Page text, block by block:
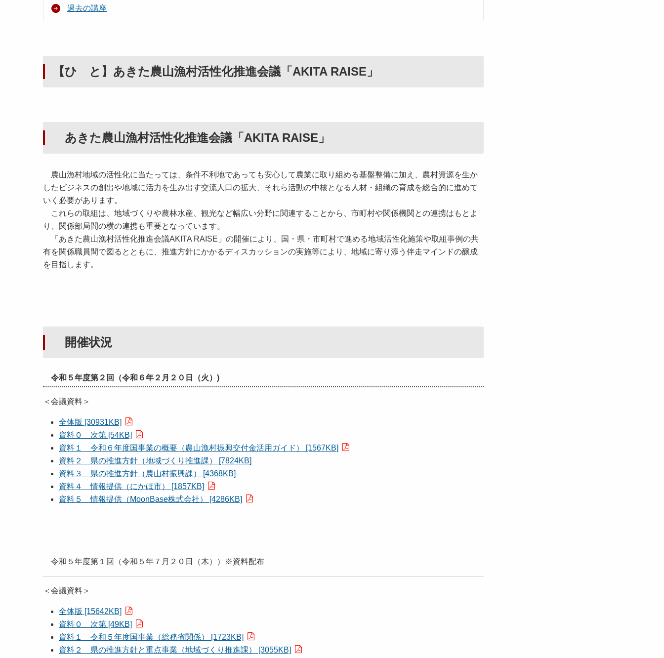
過去の講座
【ひ と】あきた農山漁村活性化推進会議「AKITA RAISE」
あきた農山漁村活性化推進会議「AKITA RAISE」
農山漁村地域の活性化に当たっては、条件不利地であっても安心して農業に取り組める基盤整備に加え、農村資源を生か
したビジネスの創出や地域に活力を生み出す交流人口の拡大、それら活動の中核となる人材・組織の育成を総合的に進めて
いく必要があります。
これらの取組は、地域づくりや農林水産、観光など幅広い分野に関連することから、市町村や関係機関との連携はもとよ
り、関係部局間の横の連携も重要となっています。
「あきた農山漁村活性化推進会議AKITA RAISE」の開催により、国・県・市町村で進める地域活性化施策や取組事例の共
有を関係職員間で図るとともに、推進方針にかかるディスカッションの実施等により、地域に寄り添う伴走マインドの醸成
を目指します。
開催状況
令和５年度第２回（令和６年２月２０日（火）)
＜会議資料＞
全体版 [30931KB]
資料０ 次第 [54KB]
資料１ 令和６年度国事業の概要（農山漁村振興交付金活用ガイド） [1567KB]
資料２ 県の推進方針（地域づくり推進課） [7824KB]
資料３ 県の推進方針（農山村振興課） [4368KB]
資料４ 情報提供（にかほ市） [1857KB]
資料５ 情報提供（MoonBase株式会社） [4286KB]
令和５年度第１回（令和５年７月２０日（木））※資料配布
＜会議資料＞
全体版 [15642KB]
資料０ 次第 [49KB]
資料１ 令和５年度国事業（総務省関係） [1723KB]
資料２ 県の推進方針と重点事業（地域づくり推進課） [3055KB]